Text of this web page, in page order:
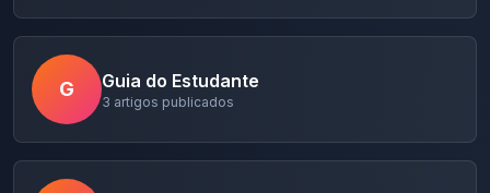
G Guia do Estudante
3 artigos publicados